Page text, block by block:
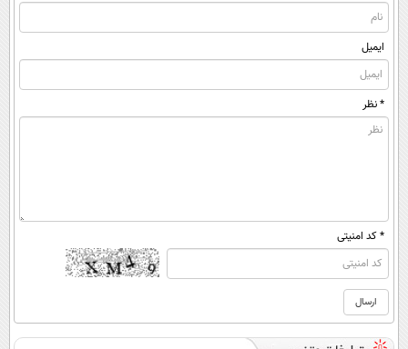
ایمیل
* نظر
* کد امنیتی